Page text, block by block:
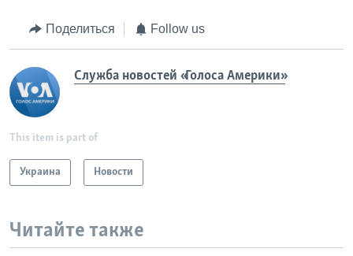
Поделиться Follow us
Служба новостей «Голоса Америки»
This item is part of
Украина Новости
Читайте также